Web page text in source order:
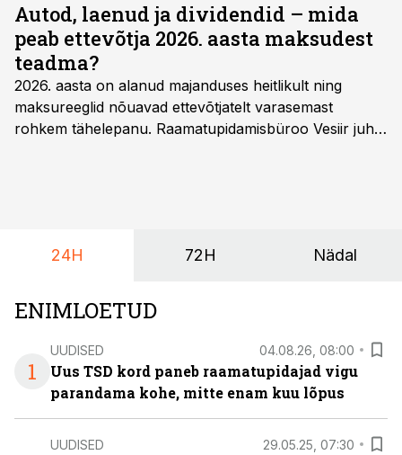
Autod, laenud ja dividendid – mida
peab ettevõtja 2026. aasta maksudest
teadma?
2026. aasta on alanud majanduses heitlikult ning
maksureeglid nõuavad ettevõtjatelt varasemast
rohkem tähelepanu. Raamatupidamisbüroo Vesiir juht
24H 72H Nädal
ENIMLOETUD
1
UUDISED 04.08.26, 08:00
Uus TSD kord paneb raamatupidajad vigu
parandama kohe, mitte enam kuu lõpus
UUDISED 29.05.25, 07:30